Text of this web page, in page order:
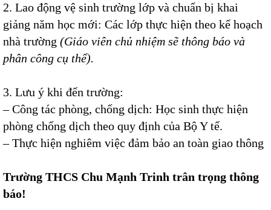
2. Lao động vệ sinh trường lớp và chuẩn bị khai
giảng năm học mới: Các lớp thực hiện theo kế hoạch
nhà trường (Giáo viên chủ nhiệm sẽ thông báo và
phân công cụ thể).
3. Lưu ý khi đến trường:
– Công tác phòng, chống dịch: Học sinh thực hiện
phòng chống dịch theo quy định của Bộ Y tế.
– Thực hiện nghiêm việc đảm bảo an toàn giao thông
Trường THCS Chu Mạnh Trinh trân trọng thông
báo!